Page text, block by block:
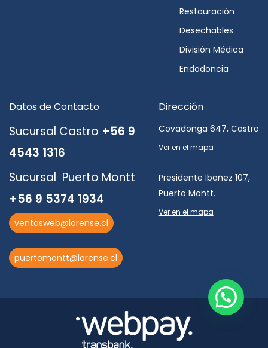
Restauración
Desechables
División Médica
Endodoncia
Datos de Contacto
Sucursal Castro +56 9
4543 1316
Sucursal Puerto Montt
+56 9 5374 1934
ventasweb@larense.cl
puertomontt@larense.cl
Dirección
Covadonga 647, Castro
Ver en el mapa
Presidente Ibañez 107,
Puerto Montt.
Ver en el mapa